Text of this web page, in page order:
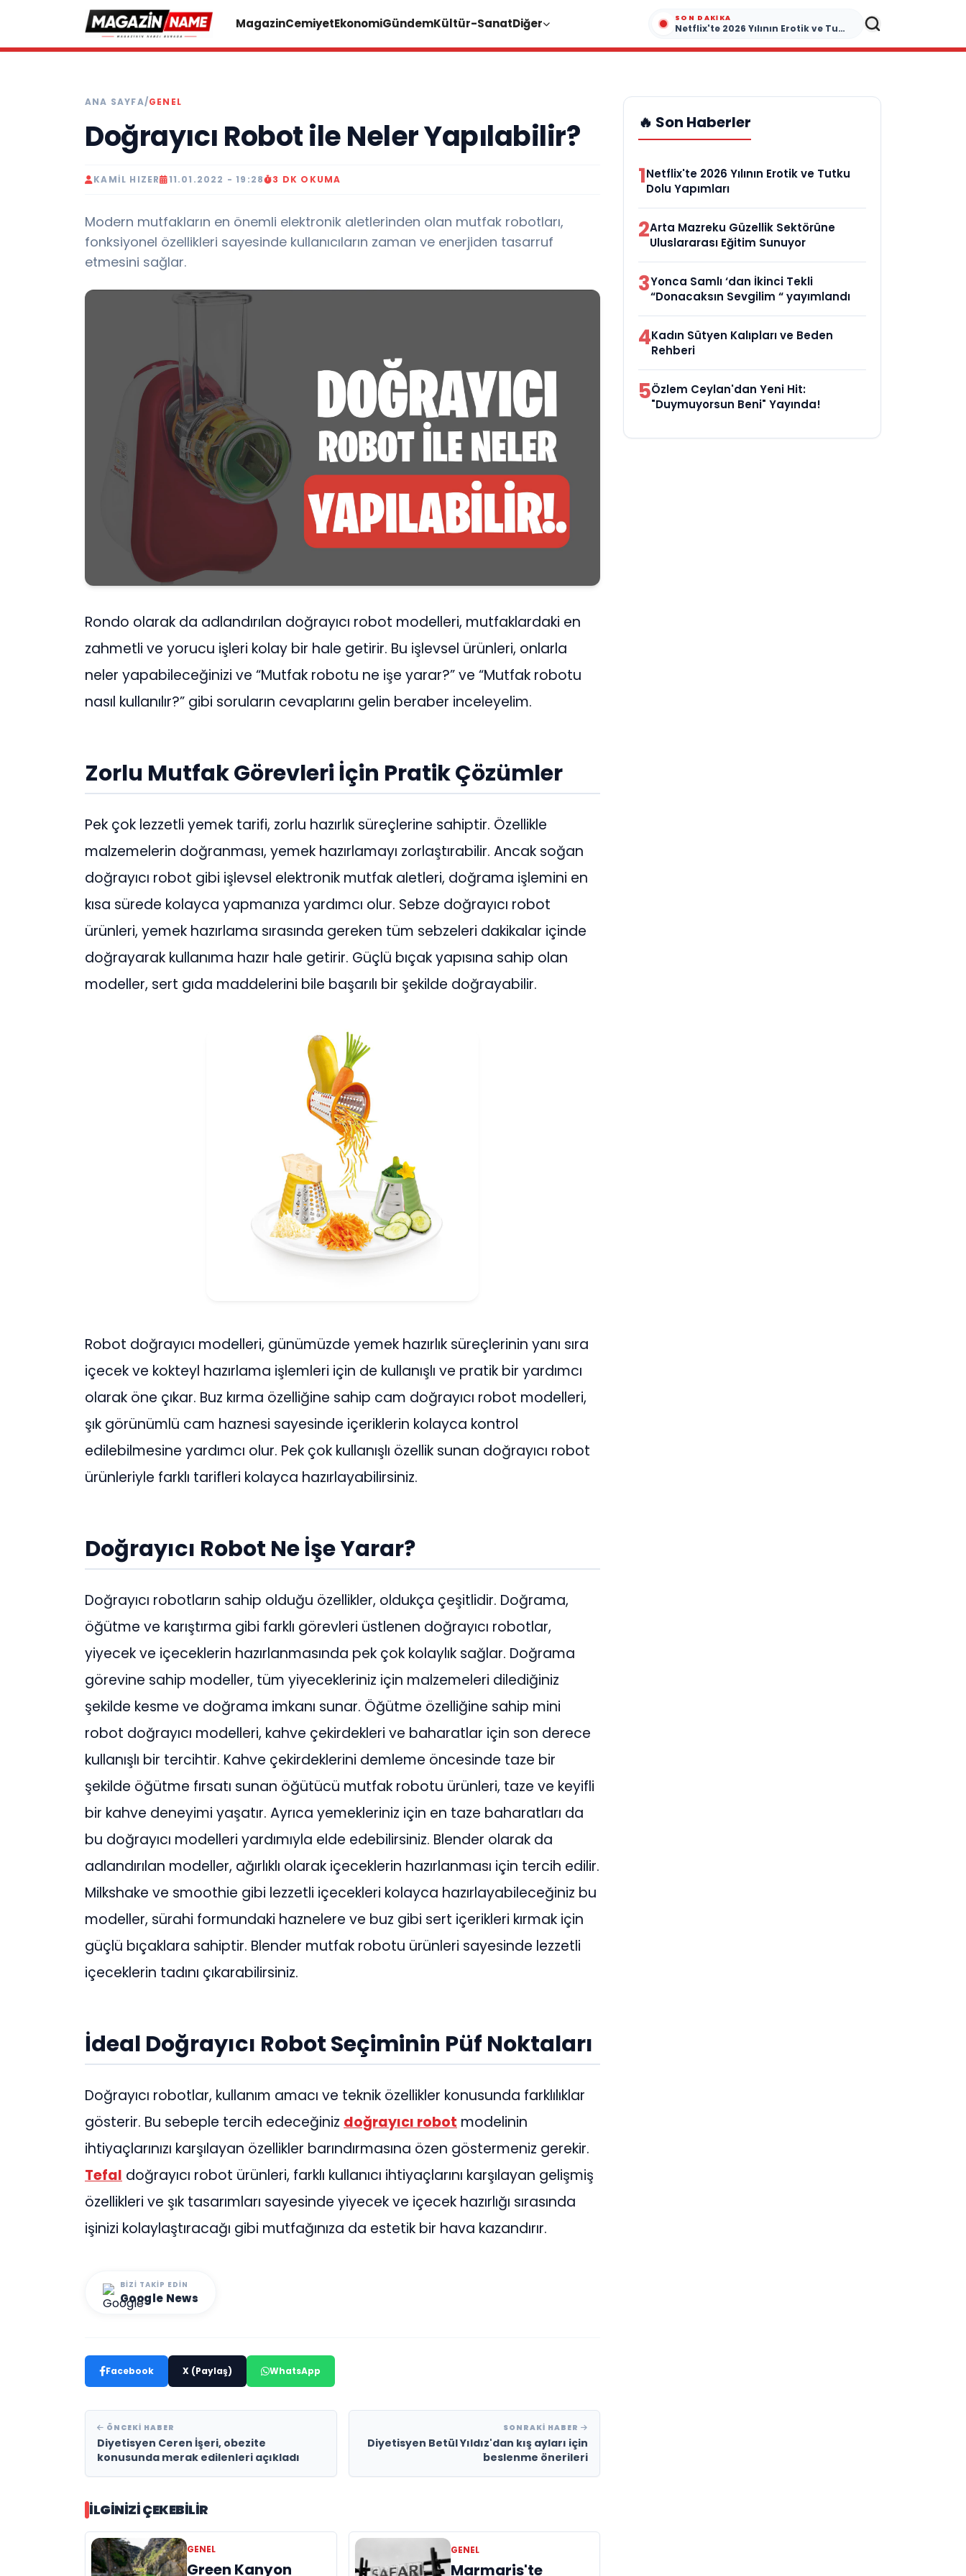
MagazinCemiyetEkonomiGündemKültür-SanatDiğer SON DAKIKA
Netflix'te 2026 Yılının Erotik ve Tutku Dolu Yapımları
ANA SAYFA/GENEL
Doğrayıcı Robot ile Neler Yapılabilir?
KAMIL HIZER 11.01.2022 - 19:28 3 DK OKUMA
Modern mutfakların en önemli elektronik aletlerinden olan mutfak robotları,
fonksiyonel özellikleri sayesinde kullanıcıların zaman ve enerjiden tasarruf
etmesini sağlar.
Rondo olarak da adlandırılan doğrayıcı robot modelleri, mutfaklardaki en
zahmetli ve yorucu işleri kolay bir hale getirir. Bu işlevsel ürünleri, onlarla
neler yapabileceğinizi ve “Mutfak robotu ne işe yarar?” ve “Mutfak robotu
nasıl kullanılır?” gibi soruların cevaplarını gelin beraber inceleyelim.
Zorlu Mutfak Görevleri İçin Pratik Çözümler
Pek çok lezzetli yemek tarifi, zorlu hazırlık süreçlerine sahiptir. Özellikle
malzemelerin doğranması, yemek hazırlamayı zorlaştırabilir. Ancak soğan
doğrayıcı robot gibi işlevsel elektronik mutfak aletleri, doğrama işlemini en
kısa sürede kolayca yapmanıza yardımcı olur. Sebze doğrayıcı robot
ürünleri, yemek hazırlama sırasında gereken tüm sebzeleri dakikalar içinde
doğrayarak kullanıma hazır hale getirir. Güçlü bıçak yapısına sahip olan
modeller, sert gıda maddelerini bile başarılı bir şekilde doğrayabilir.
Robot doğrayıcı modelleri, günümüzde yemek hazırlık süreçlerinin yanı sıra
içecek ve kokteyl hazırlama işlemleri için de kullanışlı ve pratik bir yardımcı
olarak öne çıkar. Buz kırma özelliğine sahip cam doğrayıcı robot modelleri,
şık görünümlü cam haznesi sayesinde içeriklerin kolayca kontrol
edilebilmesine yardımcı olur. Pek çok kullanışlı özellik sunan doğrayıcı robot
ürünleriyle farklı tarifleri kolayca hazırlayabilirsiniz.
Doğrayıcı Robot Ne İşe Yarar?
Doğrayıcı robotların sahip olduğu özellikler, oldukça çeşitlidir. Doğrama,
öğütme ve karıştırma gibi farklı görevleri üstlenen doğrayıcı robotlar,
yiyecek ve içeceklerin hazırlanmasında pek çok kolaylık sağlar. Doğrama
görevine sahip modeller, tüm yiyecekleriniz için malzemeleri dilediğiniz
şekilde kesme ve doğrama imkanı sunar. Öğütme özelliğine sahip mini
robot doğrayıcı modelleri, kahve çekirdekleri ve baharatlar için son derece
kullanışlı bir tercihtir. Kahve çekirdeklerini demleme öncesinde taze bir
şekilde öğütme fırsatı sunan öğütücü mutfak robotu ürünleri, taze ve keyifli
bir kahve deneyimi yaşatır. Ayrıca yemekleriniz için en taze baharatları da
bu doğrayıcı modelleri yardımıyla elde edebilirsiniz. Blender olarak da
adlandırılan modeller, ağırlıklı olarak içeceklerin hazırlanması için tercih edilir.
Milkshake ve smoothie gibi lezzetli içecekleri kolayca hazırlayabileceğiniz bu
modeller, sürahi formundaki haznelere ve buz gibi sert içerikleri kırmak için
güçlü bıçaklara sahiptir. Blender mutfak robotu ürünleri sayesinde lezzetli
içeceklerin tadını çıkarabilirsiniz.
İdeal Doğrayıcı Robot Seçiminin Püf Noktaları
Doğrayıcı robotlar, kullanım amacı ve teknik özellikler konusunda farklılıklar
gösterir. Bu sebeple tercih edeceğiniz doğrayıcı robot modelinin
ihtiyaçlarınızı karşılayan özellikler barındırmasına özen göstermeniz gerekir.
Tefal doğrayıcı robot ürünleri, farklı kullanıcı ihtiyaçlarını karşılayan gelişmiş
özellikleri ve şık tasarımları sayesinde yiyecek ve içecek hazırlığı sırasında
işinizi kolaylaştıracağı gibi mutfağınıza da estetik bir hava kazandırır.
BIZI TAKIP EDIN
Google News
Facebook X (Paylaş) WhatsApp
ÖNCEKI HABER
Diyetisyen Ceren İşeri, obezite
konusunda merak edilenleri açıkladı
SONRAKI HABER
Diyetisyen Betül Yıldız'dan kış ayları için
beslenme önerileri
İLGINIZI ÇEKEBILIR
GENEL
Green Kanyon
GENEL
Marmaris'te
🔥 Son Haberler
1Netflix'te 2026 Yılının Erotik ve Tutku
Dolu Yapımları
2Arta Mazreku Güzellik Sektörüne
Uluslararası Eğitim Sunuyor
3Yonca Samlı ‘dan İkinci Tekli
“Donacaksın Sevgilim “ yayımlandı
4Kadın Sütyen Kalıpları ve Beden
Rehberi
5Özlem Ceylan'dan Yeni Hit:
"Duymuyorsun Beni" Yayında!